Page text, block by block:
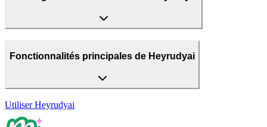
Fonctionnalités principales de Heyrudyai
Utiliser Heyrudyai